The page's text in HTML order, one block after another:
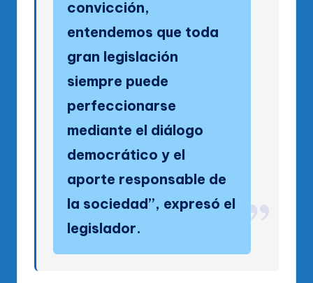
convicción,
entendemos que toda
gran legislación
siempre puede
perfeccionarse
mediante el diálogo
democrático y el
aporte responsable de
la sociedad”, expresó el
legislador.